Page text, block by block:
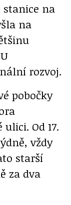
stanice na
na
rozvoj.
pobočky
Od 17.
vždy
starší
za dva